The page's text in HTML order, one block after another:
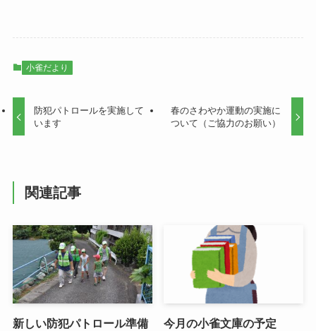
小雀だより
防犯パトロールを実施して
います
春のさわやか運動の実施に
ついて（ご協力のお願い）
関連記事
新しい防犯パトロール準備
今月の小雀文庫の予定